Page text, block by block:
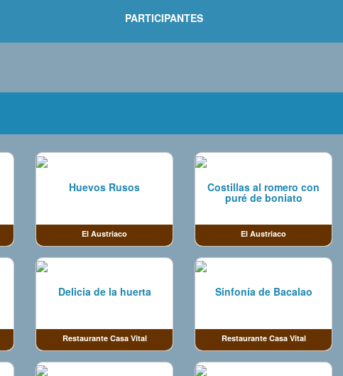
PARTICIPANTES
Huevos Rusos
El Austriaco
Costillas al romero con
puré de boniato
El Austriaco
Delicia de la huerta
Restaurante Casa Vital
Sinfonía de Bacalao
Restaurante Casa Vital